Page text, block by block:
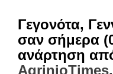
Γεγονότα,
σαν σήμερα
ανάρτηση